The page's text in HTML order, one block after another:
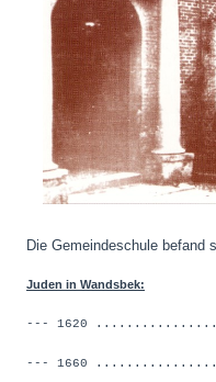
Die Gemeindeschule befand
Juden in Wandsbek:
--- 1620
--- 1660